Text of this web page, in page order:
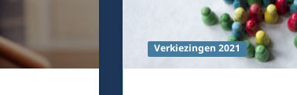
Verkiezingen 2021